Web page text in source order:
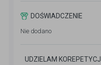
DOŚWIADCZENIE
Nie dodano
UDZIELAM KOREPETYCJI